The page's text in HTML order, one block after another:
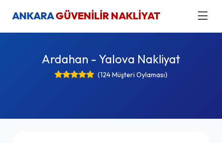
ANKARAGÜVENİLİR NAKLİYAT
Ardahan - Yalova Nakliyat
(124 Müşteri Oylaması)